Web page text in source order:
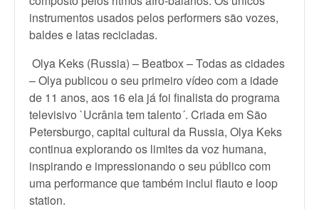
instrumentos usados pelos performers são vozes,
baldes e latas recicladas.
Olya Keks (Russia) – Beatbox – Todas as cidades
– Olya publicou o seu primeiro vídeo com a idade
de 11 anos, aos 16 ela já foi finalista do programa
televisivo `Ucrânia tem talento´. Criada em São
Petersburgo, capital cultural da Russia, Olya Keks
continua explorando os limites da voz humana,
inspirando e impressionando o seu público com
uma performance que também inclui flauto e loop
station.